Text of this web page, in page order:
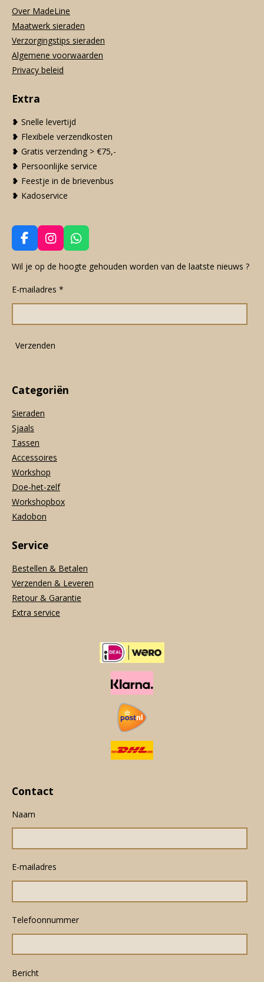
Over MadeLine
Maatwerk sieraden
Verzorgingstips sieraden
Algemene voorwaarden
Privacy beleid
Extra
❥ Snelle levertijd
❥ Flexibele verzendkosten
❥ Gratis verzending > €75,-
❥ Persoonlijke service
❥ Feestje in de brievenbus
❥ Kadoservice
F
a
c
b
o
k
I
n
s
a
g
a
m
W
h
a
A
p
Wil je op de hoogte gehouden worden van de laatste nieuws ?
E-mailadres *
Verzenden
Categoriën
Sieraden
Sjaals
Tassen
Accessoires
Workshop
Doe-het-zelf
Workshopbox
Kadobon
Service
Bestellen & Betalen
Verzenden & Leveren
Retour & Garantie
Extra service
Contact
Naam
E-mailadres
Telefoonnummer
Bericht